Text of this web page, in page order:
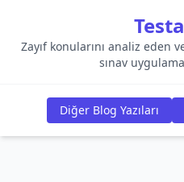
Zayıf konularını analiz eden
sınav
Diğer Blog Yazıları